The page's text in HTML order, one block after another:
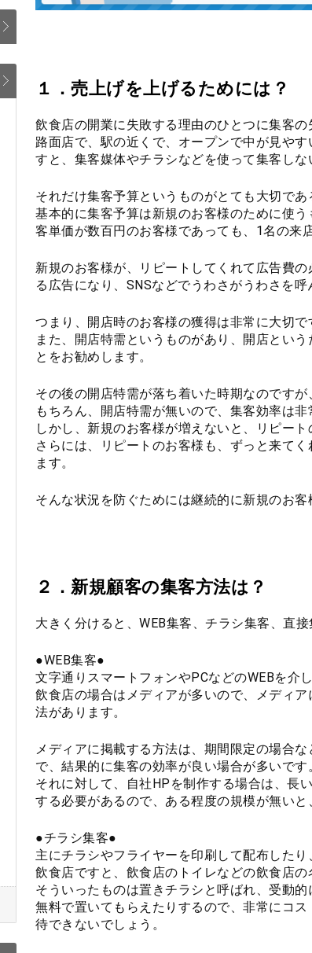
１．売上げを上げるためには？
飲食店の開業に失敗する理由のひとつに集客の
路面店で、駅の近くで、オープンで中が見や
すと、集客媒体やチラシなどを使って集客しな
それだけ集客予算というものがとても大切であ
基本的に集客予算は新規のお客様のために使う
客単価が数百円のお客様であっても、1名の来
新規のお客様が、リピートしてくれて広告費
る広告になり、SNSなどでうわさがうわさを
つまり、開店時のお客様の獲得は非常に大切で
また、開店特需というものがあり、開店とい
とをお勧めします。
その後の開店特需が落ち着いた時期なのですが
もちろん、開店特需が無いので、集客効率は非
しかし、新規のお客様が増えないと、リピート
さらには、リピートのお客様も、ずっと来て
ます。
そんな状況を防ぐためには継続的に新規のお客
２．新規顧客の集客方法は？
大きく分けると、WEB集客、チラシ集客、直接
●WEB集客●
文字通りスマートフォンやPCなどのWEBを介
飲食店の場合はメディアが多いので、メディ
法があります。
メディアに掲載する方法は、期間限定の場合
で、結果的に集客の効率が良い場合が多いで
それに対して、自社HPを制作する場合は、長
する必要があるので、ある程度の規模が無いと
●チラシ集客●
主にチラシやフライヤーを印刷して配布したり
飲食店ですと、飲食店のトイレなどの飲食店
そういったものは置きチラシと呼ばれ、受動的
無料で置いてもらえたりするので、非常にコ
待できないでしょう。